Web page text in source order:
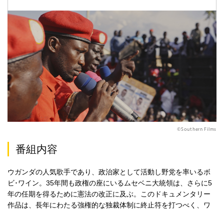
©Southern Films
番組内容
ウガンダの人気歌手であり、政治家として活動し野党を率いるボ
ビ･ワイン。35年間も政権の座にいるムセベニ大統領は、さらに5
年の任期を得るために憲法の改正に及ぶ。このドキュメンタリー
作品は、長年にわたる強権的な独裁体制に終止符を打つべく、ワ